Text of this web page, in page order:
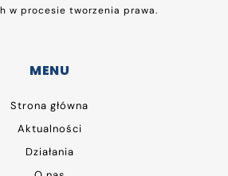
w procesie tworzenia prawa.
MENU
Strona główna
Aktualności
Działania